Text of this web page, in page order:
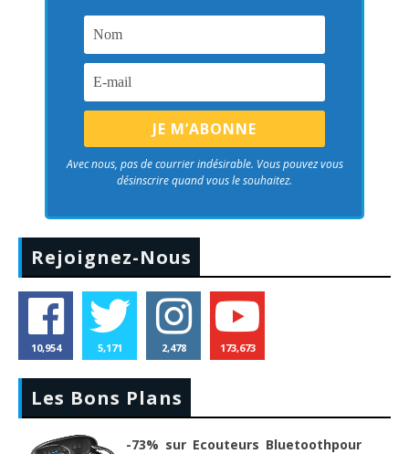
Avec nous, pas de courrier indésirable. Vous pouvez vous
désinscrire quand vous le souhaitez.
Rejoignez-Nous
10,954 5,171 2,478 173,673
Les Bons Plans
-73% sur Ecouteurs Bluetoothpour